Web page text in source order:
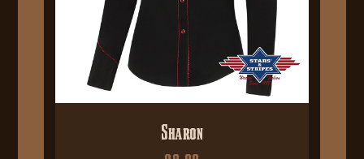
Sharon